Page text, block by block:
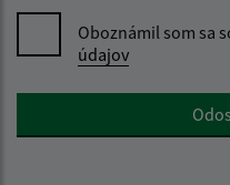
Oboznámil som sa
údajov
Google reCaptcha Response